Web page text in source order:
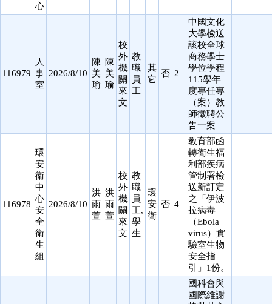
心
116979
人
事
室
2026/8/10
陳
美
瑜
陳
美
瑜
校
外
機
關
來
文
教
職
員
工
其
它
否 2
中國文化
大學檢送
該校全球
商務學士
學位學程
115學年
度專任專
（案）教
師徵聘公
告一案
116978
環
安
衛
中
心
安
全
衛
生
組
2026/8/10
洪
雨
萱
洪
雨
萱
校
外
機
關
來
文
教
職
員
工,
學
生
環
安
衛
否 4
教育部函
轉衛生福
利部疾病
管制署檢
送新訂定
之「伊波
拉病毒
（Ebola
virus）實
驗室生物
安全指
引」1份。
國科會與
國際維謝